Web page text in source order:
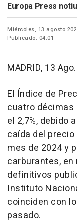
Europa Press
Miércoles, 13 agosto
Publicado: 04:01
MADRID, 13
El Índice de
cuatro décimas
el 2,7%, debido
caída del
mes de 2024 y
carburantes, en
definitivos
Instituto
coinciden con
pasado.